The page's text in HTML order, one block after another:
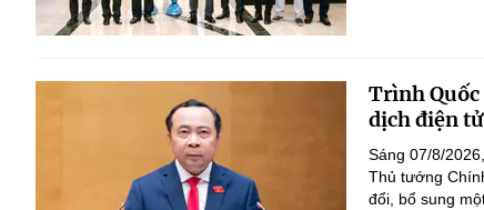
Trình Quốc
dịch điện
Sáng 07/8/
Thủ tướng
đổi, bổ sung